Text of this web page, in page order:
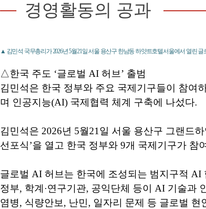
경영활동의 공과
▲ 김민석 국무총리가 2026년 5월21일 서울 용산구 한남동 하얏트호텔서울에서 열린
△한국 주도 ‘글로벌 AI 허브’ 출범
김민석은 한국 정부와 주요 국제기구들이 참여
며 인공지능(AI) 국제협력 체계 구축에 나섰다.
김민석은 2026년 5월21일 서울 용산구 그랜드
선포식’을 열고 한국 정부와 9개 국제기구가 참
글로벌 AI 허브는 한국에 조성되는 범지구적 AI
정부, 학계·연구기관, 공익단체 등이 AI 기술과
염병, 식량안보, 난민, 일자리 문제 등 글로벌